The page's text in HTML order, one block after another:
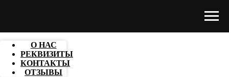
О НАС
РЕКВИЗИТЫ
КОНТАКТЫ
ОТЗЫВЫ